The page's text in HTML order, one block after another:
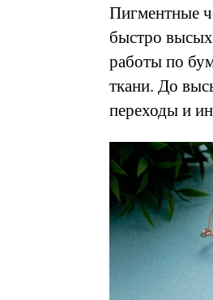
Пигментные
быстро
работы по
ткани. До
переходы и